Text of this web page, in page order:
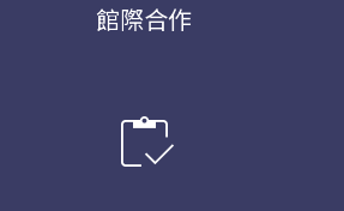
館際合作
inventory